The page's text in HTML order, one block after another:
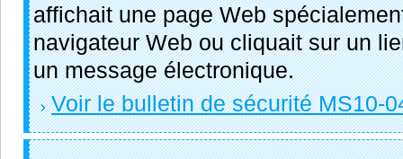
affichait une page Web
navigateur Web ou cliquait sur un
un message électronique.
Voir le bulletin de sécurité MS10-